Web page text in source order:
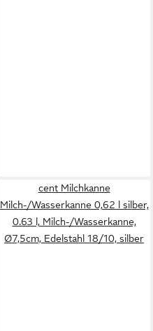
cent Milchkanne
Milch-/Wasserkanne 0,62 l silber,
0.63 l, Milch-/Wasserkanne,
Ø7,5cm, Edelstahl 18/10, silber